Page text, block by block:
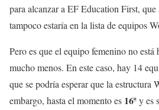
para alcanzar a EF Education First,
tampoco estaría en la lista de equipos
Pero es que el equipo femenino no
mucho menos. En este caso, hay 14
que se podría esperar que la estructura
embargo, hasta el momento es 16ªy es